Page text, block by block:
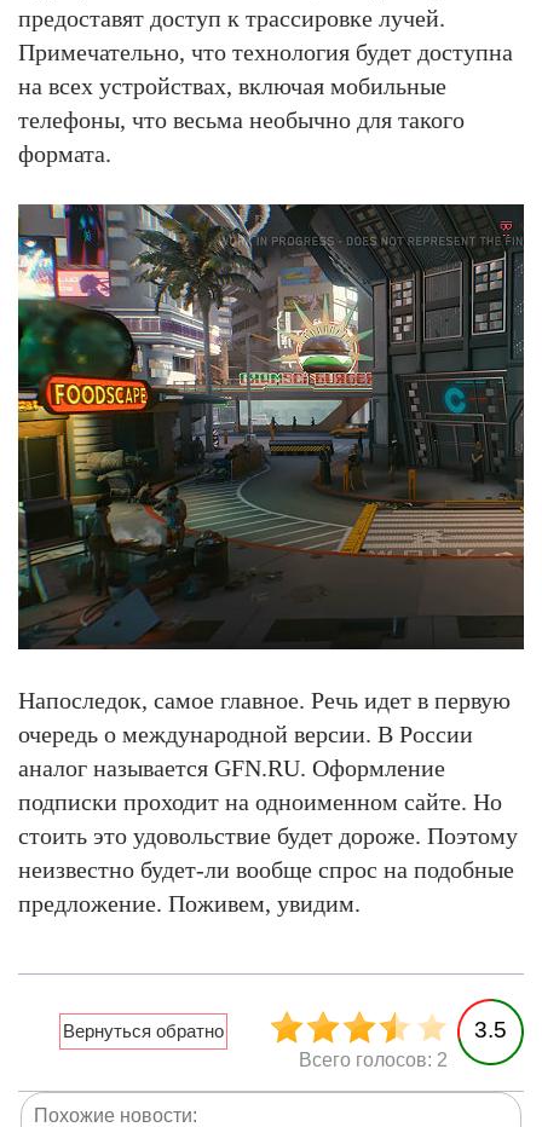
предоставят доступ к трассировке лучей.
Примечательно, что технология будет доступна
на всех устройствах, включая мобильные
телефоны, что весьма необычно для такого
формата.
Напоследок, самое главное. Речь идет в первую
очередь о международной версии. В России
аналог называется GFN.RU. Оформление
подписки проходит на одноименном сайте. Но
стоить это удовольствие будет дороже. Поэтому
неизвестно будет-ли вообще спрос на подобные
предложение. Поживем, увидим.
3.5
Всего голосов: 2
Похожие новости: